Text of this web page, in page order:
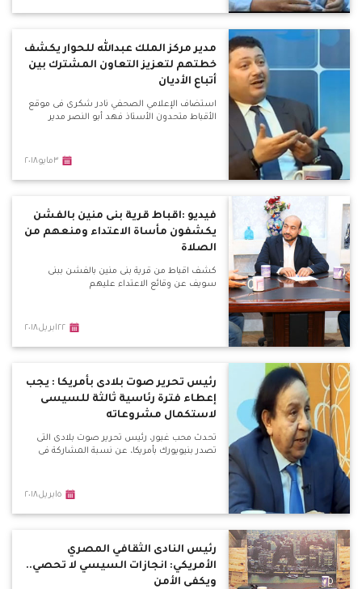
مدير مركز الملك عبدالله للحوار يكشف
خطتهم لتعزيز التعاون المشترك بين
أتباع الأديان
استضاف الإعلامي الصحفي نادر شكرى فى موقع
الأقباط متحدون الأستاذ فهد أبو النصر مدير
٣مايو٢٠١٨
فيديو :اقباط قرية بنى منين بالفشن
يكشفون مأساة الاعتداء ومنعهم من
الصلاة
كشف اقباط من قرية بنى منين بالفشن ببنى
سويف عن وقائع الاعتداء عليهم
٢٢ابريل٢٠١٨
رئيس تحرير صوت بلادى بأمريكا : يجب
إعطاء فترة رئاسية ثالثة للسيسى
لاستكمال مشروعاته
تحدث محب غبور، رئيس تحرير صوت بلادى التى
تصدر بنيويورك بأمريكا، عن نسبة المشاركة فى
٥ابريل٢٠١٨
رئيس النادى الثقافي المصري
الأمريكي: انجازات السيسي لا تحصي..
ويكفى الأمن